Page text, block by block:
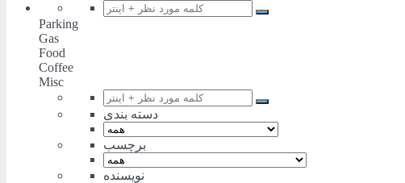
Parking
Gas
Food
Coffee
Misc
دسته بندی
برچسب
نویسنده